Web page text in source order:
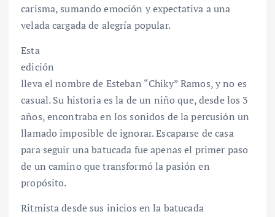
carisma, sumando emoción y expectativa a una
velada cargada de alegría popular.
Esta
edición
lleva el nombre de Esteban “Chiky” Ramos, y no es
casual. Su historia es la de un niño que, desde los 3
años, encontraba en los sonidos de la percusión un
llamado imposible de ignorar. Escaparse de casa
para seguir una batucada fue apenas el primer paso
de un camino que transformó la pasión en
propósito.
Ritmista desde sus inicios en la batucada